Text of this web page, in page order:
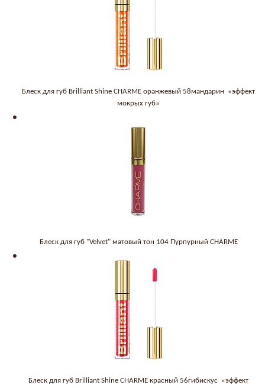
Блеск для губ Brilliant Shine CHARME оранжевый 58мандарин «эффект
мокрых губ»
Блеск для губ "Velvet" матовый тон 104 Пурпурный CHARME
Блеск для губ Brilliant Shine CHARME красный 56гибискус «эффект